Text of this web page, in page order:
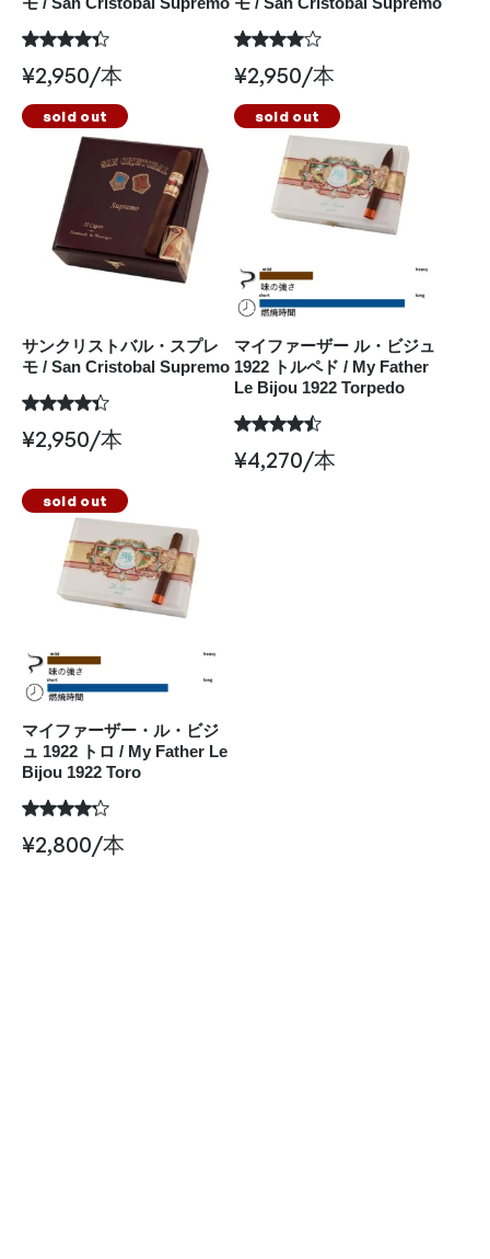
¥2,950/本 ¥2,950/本
sold out
サンクリストバル・スプレ
モ / San Cristobal Supremo
¥2,950/本
sold out
マイファーザー ル・ビジュ
1922 トルペド / My Father
Le Bijou 1922 Torpedo
¥4,270/本
sold out
マイファーザー・ル・ビジ
ュ 1922 トロ / My Father Le
Bijou 1922 Toro
¥2,800/本